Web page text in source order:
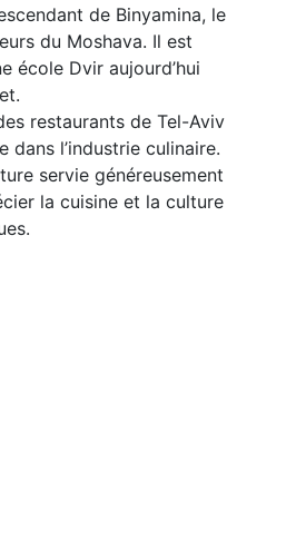
de Binyamina, le
du Moshava. Il est
école Dvir aujourd’hui
restaurants de Tel-Aviv
dans l’industrie culinaire.
servie généreusement
la cuisine et la culture